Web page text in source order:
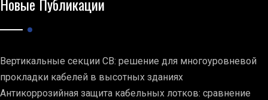
Вертикальные секции СВ: решение для многоуровневой
прокладки кабелей в высотных зданиях
Антикоррозийная защита кабельных лотков: сравнение